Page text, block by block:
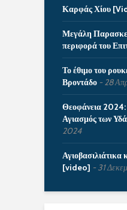
Καρφάς Χίου
Μεγάλη
περιφορά του
Το έθιμο του
Βροντάδο
28
Θεοφάνεια
Αγιασμός των
2024
[video]
31